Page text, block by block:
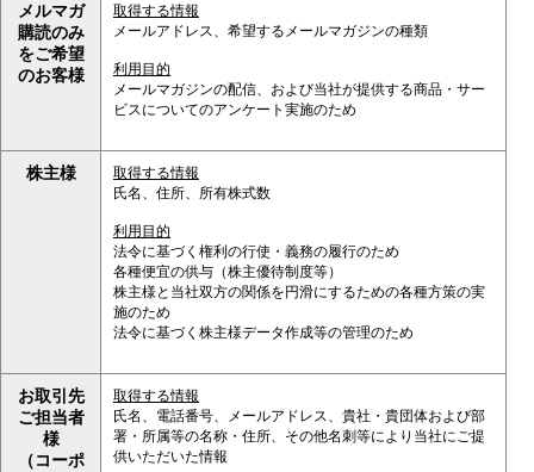
メルマガ
購読のみ
をご希望
のお客様
取得する情報
メールアドレス、希望するメールマガジンの種類
利用目的
メールマガジンの配信、および当社が提供する商品・サー
ビスについてのアンケート実施のため
株主様
取得する情報
氏名、住所、所有株式数
利用目的
法令に基づく権利の行使・義務の履行のため
各種便宜の供与（株主優待制度等）
株主様と当社双方の関係を円滑にするための各種方策の実
施のため
法令に基づく株主様データ作成等の管理のため
お取引先
ご担当者
様
（コーポ
取得する情報
氏名、電話番号、メールアドレス、貴社・貴団体および部
署・所属等の名称・住所、その他名刺等により当社にご提
供いただいた情報